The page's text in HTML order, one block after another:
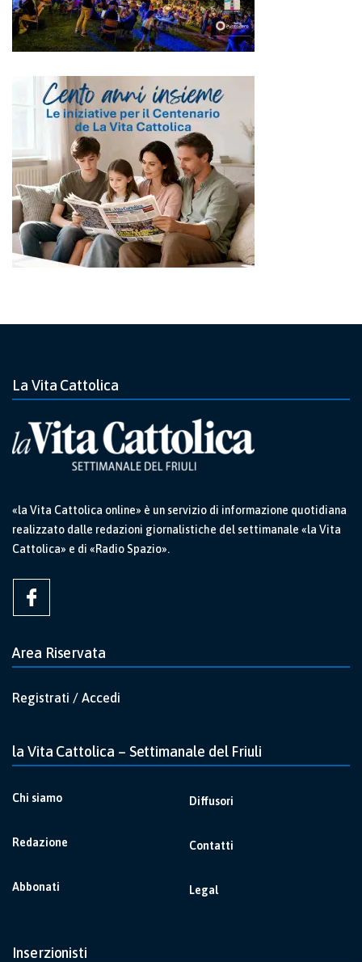
La Vita Cattolica
«la Vita Cattolica online» è un servizio di informazione quotidiana
realizzato dalle redazioni giornalistiche del settimanale «la Vita
Cattolica» e di «Radio Spazio».
Area Riservata
Registrati / Accedi
la Vita Cattolica – Settimanale del Friuli
Chi siamo
Redazione
Abbonati
Diffusori
Contatti
Legal
Inserzionisti